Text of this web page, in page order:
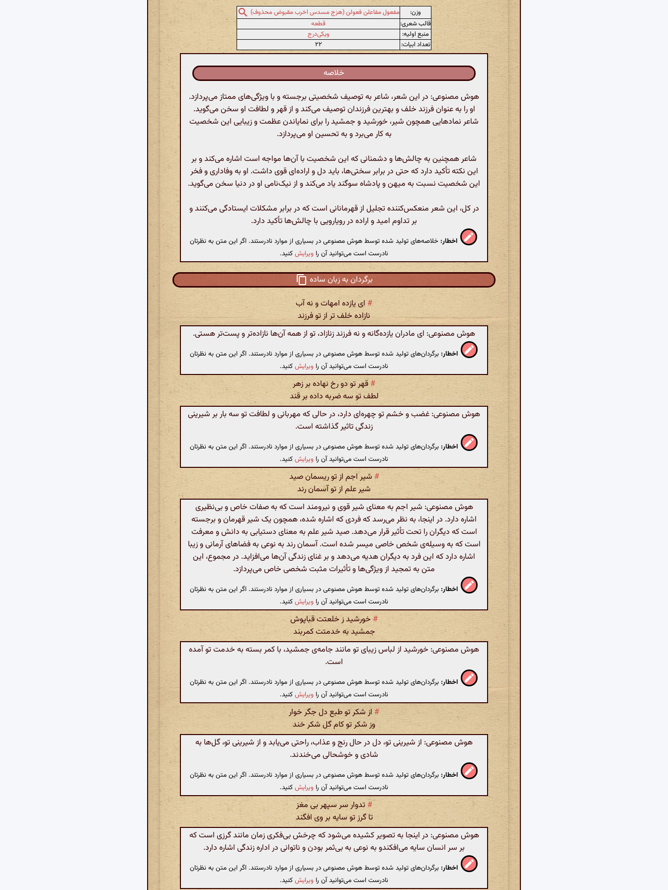
وزن:
مفعول مفاعلن فعولن (هزج مسدس اخرب مقبوض محذوف)
قالب شعری:
قطعه
منبع اولیه:
ویکی‌درج
تعداد ابیات:
۲۲
خلاصه
هوش مصنوعی: در این شعر، شاعر به توصیف شخصیتی برجسته و با ویژگی‌های ممتاز می‌پردازد.
او را به عنوان فرزند خلف و بهترین فرزندان توصیف می‌کند و از قهر و لطافت او سخن می‌گوید.
شاعر نمادهایی همچون شیر، خورشید و جمشید را برای نمایاندن عظمت و زیبایی این شخصیت
به کار می‌برد و به تحسین او می‌پردازد.
شاعر همچنین به چالش‌ها و دشمنانی که این شخصیت با آن‌ها مواجه است اشاره می‌کند و بر
این نکته تأکید دارد که حتی در برابر سختی‌ها، باید دل و اراده‌ای قوی داشت. او به وفاداری و فخر
این شخصیت نسبت به میهن و پادشاه سوگند یاد می‌کند و از نیک‌نامی او در دنیا سخن می‌گوید.
در کل، این شعر منعکس‌کننده تجلیل از قهرمانانی است که در برابر مشکلات ایستادگی می‌کنند و
بر تداوم امید و اراده در رویارویی با چالش‌ها تأکید دارد.
اخطار: خلاصه‌های تولید شده توسط هوش مصنوعی در بسیاری از موارد نادرستند. اگر این متن به نظرتان
نادرست است می‌توانید آن را ویرایشکنید.
برگردان به زبان ساده
# ای یازده امهات و نه آب
نازاده خلف تر از تو فرزند
هوش مصنوعی: ای مادران یازده‌گانه و نه فرزند زنازاد، تو از همه آن‌ها نازاده‌تر و پست‌تر هستی.
اخطار: برگردان‌های تولید شده توسط هوش مصنوعی در بسیاری از موارد نادرستند. اگر این متن به نظرتان
نادرست است می‌توانید آن را ویرایشکنید.
# قهر تو دو رخ نهاده بر زهر
لطف تو سه ضربه داده بر قند
هوش مصنوعی: غضب و خشم تو چهره‌ای دارد، در حالی که مهربانی و لطافت تو سه بار بر شیرینی
زندگی تاثیر گذاشته است.
اخطار: برگردان‌های تولید شده توسط هوش مصنوعی در بسیاری از موارد نادرستند. اگر این متن به نظرتان
نادرست است می‌توانید آن را ویرایشکنید.
# شیر اجم از تو ریسمان صید
شیر علم از تو آسمان رند
هوش مصنوعی: شیر اجم به معنای شیر قوی و نیرومند است که به صفات خاص و بی‌نظیری
اشاره دارد. در اینجا، به نظر می‌رسد که فردی که اشاره شده، همچون یک شیر قهرمان و برجسته
است که دیگران را تحت تأثیر قرار می‌دهد. صید شیر علم به معنای دستیابی به دانش و معرفت
است که به وسیله‌ی شخص خاصی میسر شده است. آسمان رند به نوعی به فضاهای آرمانی و زیبا
اشاره دارد که این فرد به دیگران هدیه می‌دهد و بر غنای زندگی آن‌ها می‌افزاید. در مجموع، این
متن به تمجید از ویژگی‌ها و تأثیرات مثبت شخصی خاص می‌پردازد.
اخطار: برگردان‌های تولید شده توسط هوش مصنوعی در بسیاری از موارد نادرستند. اگر این متن به نظرتان
نادرست است می‌توانید آن را ویرایشکنید.
# خورشید ز خلعتت قباپوش
جمشید به خدمتت کمربند
هوش مصنوعی: خورشید از لباس زیبای تو مانند جامه‌ی جمشید، با کمر بسته به خدمت تو آمده
است.
اخطار: برگردان‌های تولید شده توسط هوش مصنوعی در بسیاری از موارد نادرستند. اگر این متن به نظرتان
نادرست است می‌توانید آن را ویرایشکنید.
# از شکر تو طبع دل جگر خوار
وز شکر تو کام گل شکر خند
هوش مصنوعی: از شیرینی تو، دل در حال رنج و عذاب، راحتی می‌یابد و از شیرینی تو، گل‌ها به
شادی و خوشحالی می‌خندند.
اخطار: برگردان‌های تولید شده توسط هوش مصنوعی در بسیاری از موارد نادرستند. اگر این متن به نظرتان
نادرست است می‌توانید آن را ویرایشکنید.
# تدوار سر سپهر بی مغز
تا گرز تو سایه بر وی افگند
هوش مصنوعی: در اینجا به تصویر کشیده می‌شود که چرخش بی‌فکری زمان مانند گرزی است که
بر سر انسان سایه می‌افکندو به نوعی به بی‌ثمر بودن و ناتوانی در اداره زندگی اشاره دارد.
اخطار: برگردان‌های تولید شده توسط هوش مصنوعی در بسیاری از موارد نادرستند. اگر این متن به نظرتان
نادرست است می‌توانید آن را ویرایشکنید.